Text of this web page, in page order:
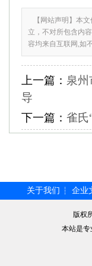
【网站声明】本文
立，不对所包含内
容均来自互联网,如
上一篇： 泉
导
下一篇： 雀氏
关于我们 ┆ 企业
版权
本站是专